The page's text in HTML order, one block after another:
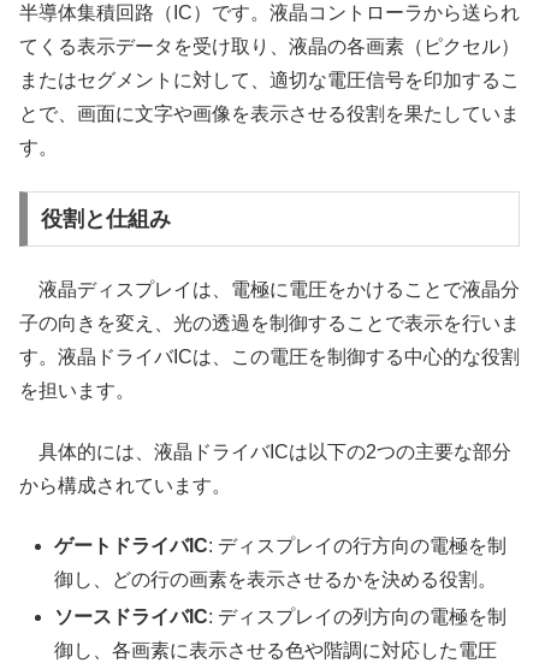
半導体集積回路（IC）です。液晶コントローラから送られ
てくる表示データを受け取り、液晶の各画素（ピクセル）
またはセグメントに対して、適切な電圧信号を印加するこ
とで、画面に文字や画像を表示させる役割を果たしていま
す。
役割と仕組み
液晶ディスプレイは、電極に電圧をかけることで液晶分
子の向きを変え、光の透過を制御することで表示を行いま
す。液晶ドライバICは、この電圧を制御する中心的な役割
を担います。
具体的には、液晶ドライバICは以下の2つの主要な部分
から構成されています。
ゲートドライバIC: ディスプレイの行方向の電極を制
御し、どの行の画素を表示させるかを決める役割。
ソースドライバIC: ディスプレイの列方向の電極を制
御し、各画素に表示させる色や階調に対応した電圧